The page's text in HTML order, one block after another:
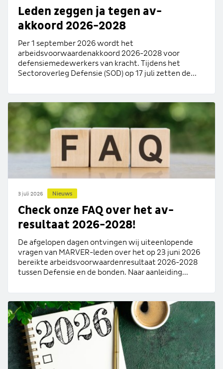
Leden zeggen ja tegen av-
akkoord 2026-2028
Per 1 september 2026 wordt het
arbeidsvoorwaardenakkoord 2026-2028 voor
defensiemedewerkers van kracht. Tijdens het
Sectoroverleg Defensie (SOD) op 17 juli zetten de...
3 juli 2026 Nieuws
Check onze FAQ over het av-
resultaat 2026-2028!
De afgelopen dagen ontvingen wij uiteenlopende
vragen van MARVER-leden over het op 23 juni 2026
bereikte arbeidsvoorwaardenresultaat 2026-2028
tussen Defensie en de bonden. Naar aanleiding...